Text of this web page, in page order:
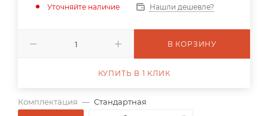
Комплектация — Стандартная
Уточняйте наличие
Нашли дешевле?
В КОРЗИНУ
КУПИТЬ В 1 КЛИК